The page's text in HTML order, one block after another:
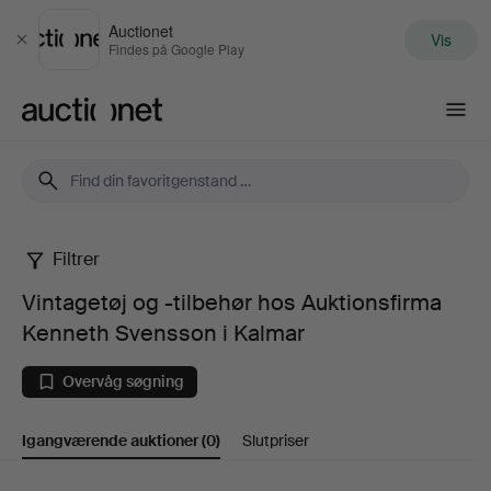
Luk
Auctionet
Findes på Google Play Vis
Vintagetøj
og
tilbehør
Filtrer
Vintagetøj og -tilbehør hos Auktionsfirma
Kenneth Svensson i Kalmar
Overvåg søgning
Igangværende auktioner(0) Slutpriser